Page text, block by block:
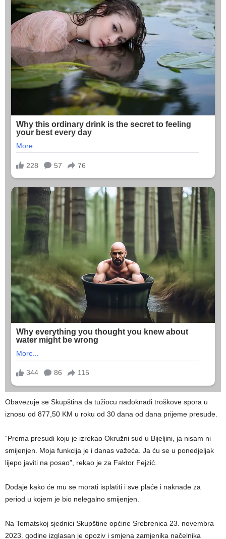
Obavezuje se Skupština da tužiocu nadoknadi troškove spora u
iznosu od 877,50 KM u roku od 30 dana od dana prijeme presude.
“Prema presudi koju je izrekao Okružni sud u Bijeljini, ja nisam ni
smijenjen. Moja funkcija je i danas važeća. Ja ću se u ponedjeljak
lijepo javiti na posao”, rekao je za Faktor Fejzić.
Dodaje kako će mu se morati isplatiti i sve plaće i naknade za
period u kojem je bio nelegalno smijenjen.
Na Tematskoj sjednici Skupštine općine Srebrenica 23. novembra
2023. godine izglasan je opoziv i smjena zamjenika načelnika